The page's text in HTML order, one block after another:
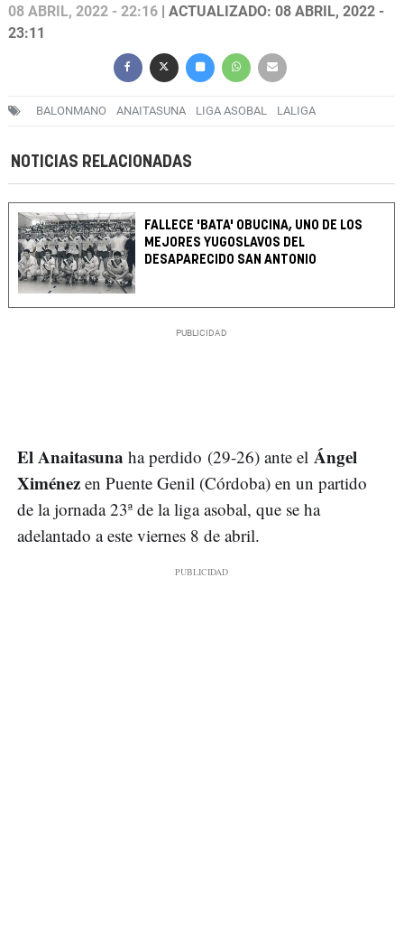
08 ABRIL, 2022 - 22:16 | ACTUALIZADO: 08 ABRIL, 2022 -
23:11
BALONMANO ANAITASUNA LIGA ASOBAL LALIGA
NOTICIAS RELACIONADAS
FALLECE 'BATA' OBUCINA, UNO DE LOS
MEJORES YUGOSLAVOS DEL
DESAPARECIDO SAN ANTONIO
El Anaitasuna ha perdido (29-26) ante el Ángel
Ximénez en Puente Genil (Córdoba) en un partido
de la jornada 23ª de la liga asobal, que se ha
adelantado a este viernes 8 de abril.